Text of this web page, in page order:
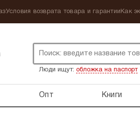
Условия возврата товара и гарантии Как
Люди ищут: обложка на паспорт
Опт Книги